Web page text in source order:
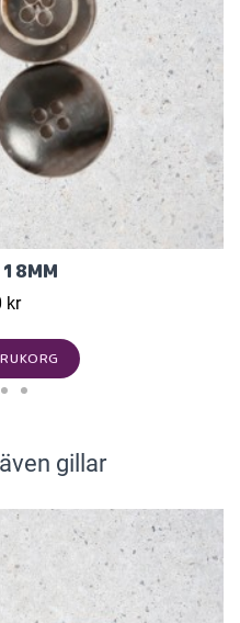
18MM
kr
gillar